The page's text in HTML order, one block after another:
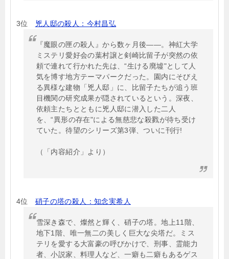
3位 兇人邸の殺人：今村昌弘
『魔眼の匣の殺人』から数ヶ月後――。神紅大学
ミステリ愛好会の葉村譲と剣崎比留子が突然の依
頼で連れて行かれた先は、“生ける廃墟"として人
気を博す地方テーマパークだった。園内にそびえ
る異様な建物「兇人邸」に、比留子たちが追う班
目機関の研究成果が隠されているという。深夜、
依頼主たちとともに兇人邸に潜入した二人
を、“異形の存在"による無慈悲な殺戮が待ち受け
ていた。待望のシリーズ第3弾、ついに刊行!
（「内容紹介」より）
4位 硝子の塔の殺人：知念実希人
雪深き森で、燦然と輝く、硝子の塔。地上11階、
地下1階、唯一無二の美しく巨大な尖塔だ。ミス
テリを愛する大富豪の呼びかけで、刑事、霊能力
者、小説家、料理人など、一癖も二癖もあるゲス